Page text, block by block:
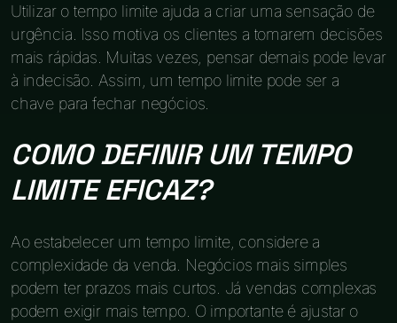
Utilizar o tempo limite ajuda a criar uma sensação de
urgência. Isso motiva os clientes a tomarem decisões
mais rápidas. Muitas vezes, pensar demais pode levar
à indecisão. Assim, um tempo limite pode ser a
chave para fechar negócios.
COMO DEFINIR UM TEMPO
LIMITE EFICAZ?
Ao estabelecer um tempo limite, considere a
complexidade da venda. Negócios mais simples
podem ter prazos mais curtos. Já vendas complexas
podem exigir mais tempo. O importante é ajustar o